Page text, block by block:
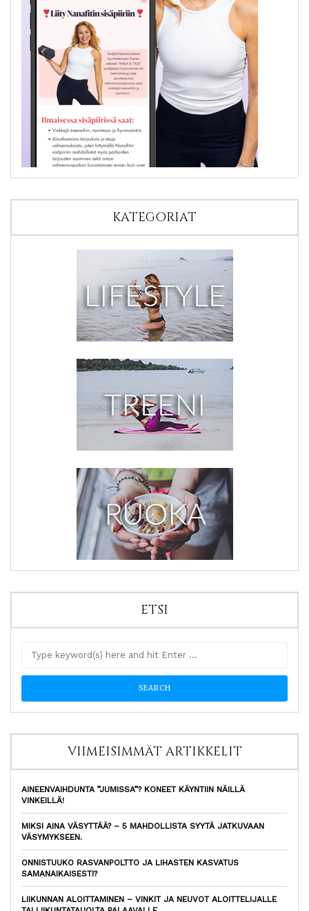
KATEGORIAT
ETSI
VIIMEISIMMÄT ARTIKKELIT
AINEENVAIHDUNTA ”JUMISSA”? KONEET KÄYNTIIN NÄILLÄ
VINKEILLÄ!
MIKSI AINA VÄSYTTÄÄ? – 5 MAHDOLLISTA SYYTÄ JATKUVAAN
VÄSYMYKSEEN.
ONNISTUUKO RASVANPOLTTO JA LIHASTEN KASVATUS
SAMANAIKAISESTI?
LIIKUNNAN ALOITTAMINEN – VINKIT JA NEUVOT ALOITTELIJALLE